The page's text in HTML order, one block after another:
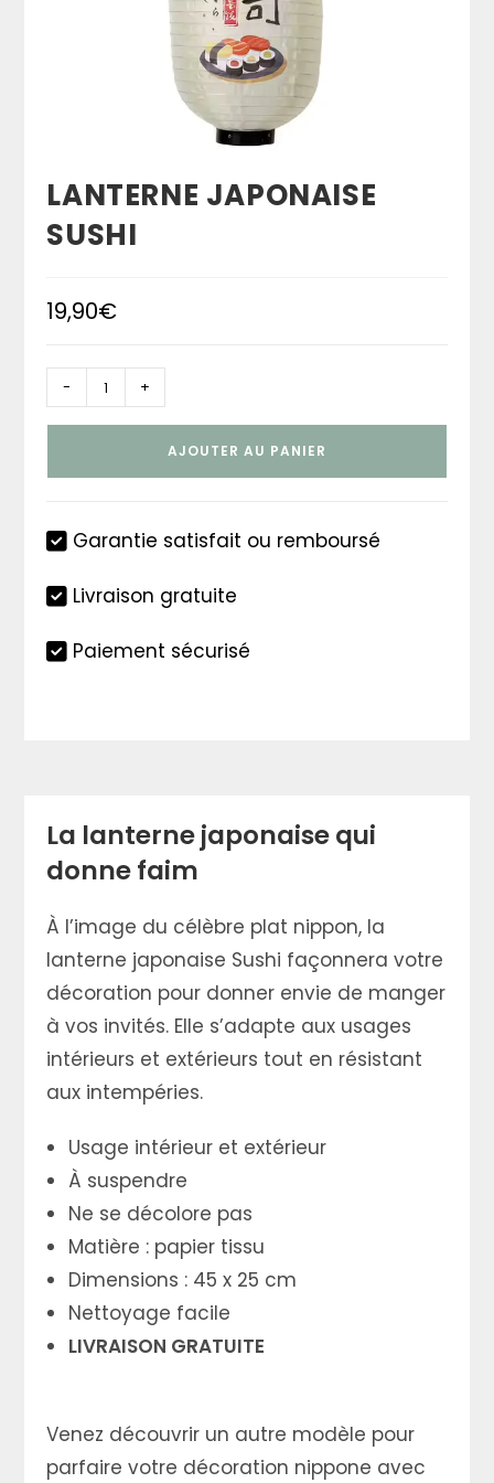
LANTERNE JAPONAISE
SUSHI
19,90€
quantité
de
- +
AJOUTER AU PANIER
Garantie satisfait ou remboursé
Livraison gratuite
Paiement sécurisé
La lanterne japonaise qui
donne faim
À l’image du célèbre plat nippon, la
lanterne japonaise Sushi façonnera votre
décoration pour donner envie de manger
à vos invités. Elle s’adapte aux usages
intérieurs et extérieurs tout en résistant
aux intempéries.
Usage intérieur et extérieur
À suspendre
Ne se décolore pas
Matière : papier tissu
Dimensions : 45 x 25 cm
Nettoyage facile
LIVRAISON GRATUITE
Venez découvrir un autre modèle pour
parfaire votre décoration nippone avec